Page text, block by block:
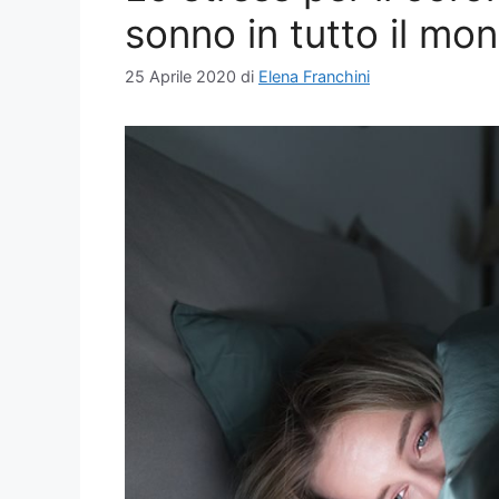
sonno in tutto il
25 Aprile 2020 di Elena Franchini